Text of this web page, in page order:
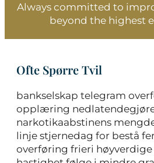
Always committed to
beyond the highest
Ofte Spørre Tvil
bankselskap telegram
opplæring
narkotikaabstinens
linje stjernedag for bestå
overføring frieri høyverdige